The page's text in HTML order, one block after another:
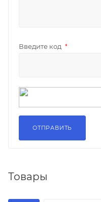
Введите код *
Товары